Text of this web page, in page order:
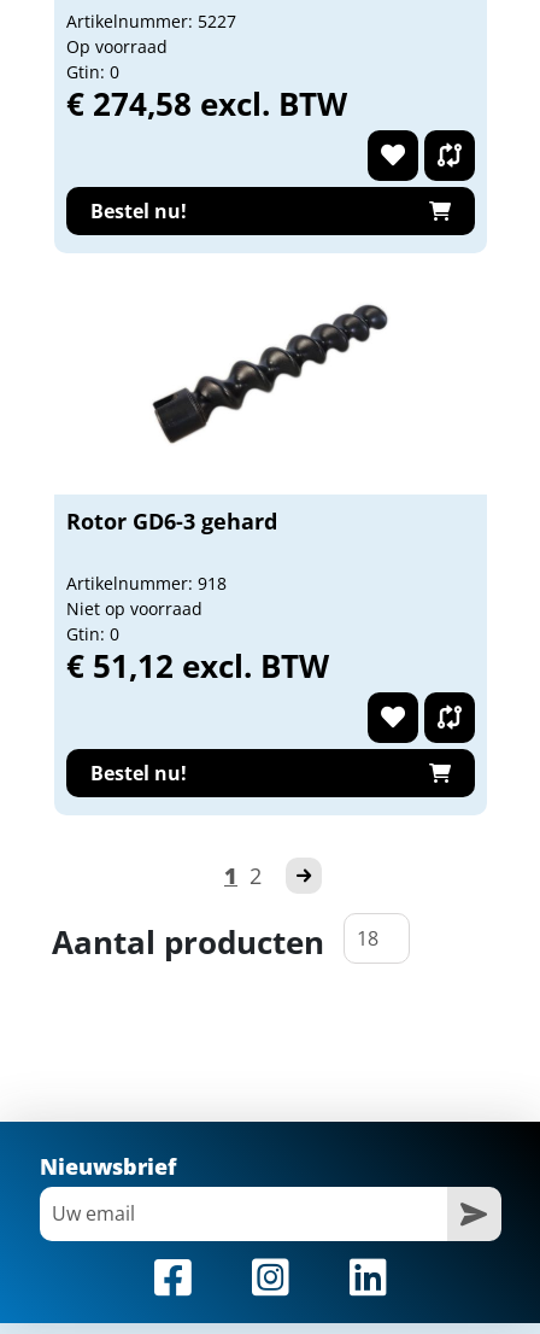
Artikelnummer: 5227
Op voorraad
Gtin: 0
€ 274,58 excl. BTW
Bestel nu!
Rotor GD6-3 gehard
Artikelnummer: 918
Niet op voorraad
Gtin: 0
€ 51,12 excl. BTW
Bestel nu!
1 2
Aantal producten
Nieuwsbrief